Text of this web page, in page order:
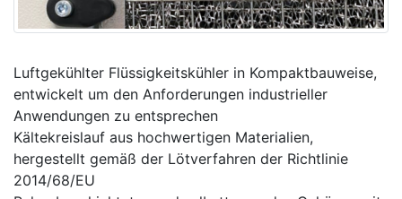
Luftgekühlter Flüssigkeitskühler in Kompaktbauweise,
entwickelt um den Anforderungen industrieller
Anwendungen zu entsprechen
Kältekreislauf aus hochwertigen Materialien,
hergestellt gemäß der Lötverfahren der Richtlinie
2014/68/EU